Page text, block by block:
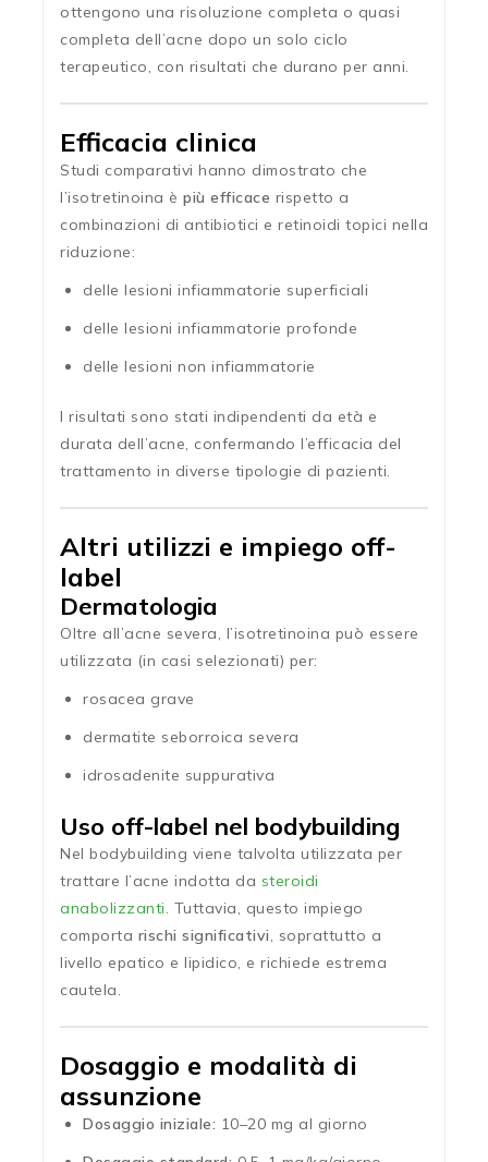
ottengono una risoluzione completa o quasi
completa dell’acne dopo un solo ciclo
terapeutico, con risultati che durano per anni.
Efficacia clinica
Studi comparativi hanno dimostrato che
l’isotretinoina è più efficace rispetto a
combinazioni di antibiotici e retinoidi topici nella
riduzione:
delle lesioni infiammatorie superficiali
delle lesioni infiammatorie profonde
delle lesioni non infiammatorie
I risultati sono stati indipendenti da età e
durata dell’acne, confermando l’efficacia del
trattamento in diverse tipologie di pazienti.
Altri utilizzi e impiego off-
label
Dermatologia
Oltre all’acne severa, l’isotretinoina può essere
utilizzata (in casi selezionati) per:
rosacea grave
dermatite seborroica severa
idrosadenite suppurativa
Uso off-label nel bodybuilding
Nel bodybuilding viene talvolta utilizzata per
trattare l’acne indotta da steroidi
anabolizzanti. Tuttavia, questo impiego
comporta rischi significativi, soprattutto a
livello epatico e lipidico, e richiede estrema
cautela.
Dosaggio e modalità di
assunzione
Dosaggio iniziale: 10–20 mg al giorno